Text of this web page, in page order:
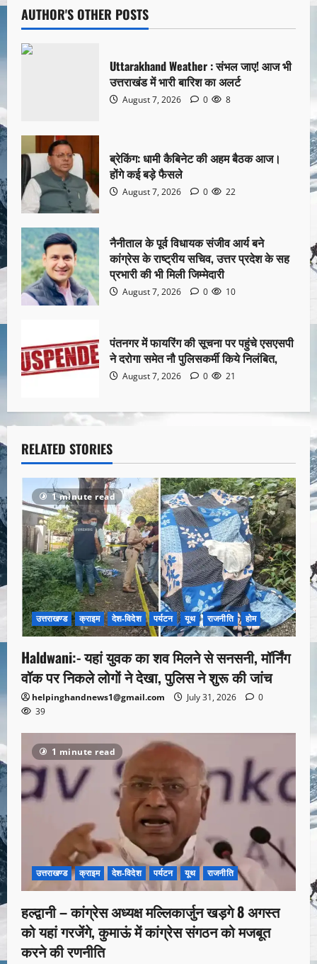
AUTHOR'S OTHER POSTS
Uttarakhand Weather : संभल जाए! आज भी
उत्तराखंड में भारी बारिश का अलर्ट
August 7, 2026 0 8
ब्रेकिंग: धामी कैबिनेट की अहम बैठक आज।
होंगे कई बड़े फैसले
August 7, 2026 0 22
नैनीताल के पूर्व विधायक संजीव आर्य बने
कांग्रेस के राष्ट्रीय सचिव, उत्तर प्रदेश के सह
प्रभारी की भी मिली जिम्मेदारी
August 7, 2026 0 10
पंतनगर में फायरिंग की सूचना पर पहुंचे एसएसपी
ने दरोगा समेत नौ पुलिसकर्मी किये निलंबित,
August 7, 2026 0 21
RELATED STORIES
1 minute read
उत्तराखण्ड क्राइम देश-विदेश पर्यटन यूथ राजनीति होम
Haldwani:- यहां युवक का शव मिलने से सनसनी, मॉर्निंग
वॉक पर निकले लोगों ने देखा, पुलिस ने शुरू की जांच
helpinghandnews1@gmail.com July 31, 2026
0
39
1 minute read
उत्तराखण्ड क्राइम देश-विदेश पर्यटन यूथ राजनीति
हल्द्वानी – कांग्रेस अध्यक्ष मल्लिकार्जुन खड़गे 8 अगस्त
को यहां गरजेंगे, कुमाऊं में कांग्रेस संगठन को मजबूत
करने की रणनीति